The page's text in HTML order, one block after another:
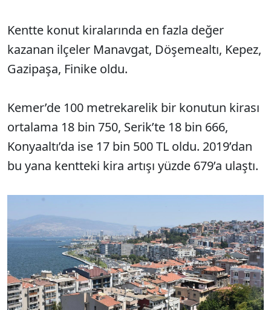
Kentte konut kiralarında en fazla değer
kazanan ilçeler Manavgat, Döşemealtı, Kepez,
Gazipaşa, Finike oldu.
Kemer’de 100 metrekarelik bir konutun kirası
ortalama 18 bin 750, Serik’te 18 bin 666,
Konyaaltı’da ise 17 bin 500 TL oldu. 2019’dan
bu yana kentteki kira artışı yüzde 679’a ulaştı.